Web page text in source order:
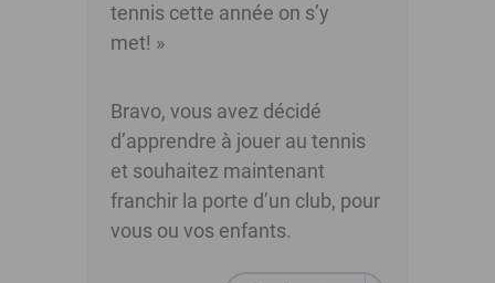
tennis cette année on s’y
met! »
Bravo, vous avez décidé
d’apprendre à jouer au tennis
et souhaitez maintenant
franchir la porte d’un club, pour
vous ou vos enfants.